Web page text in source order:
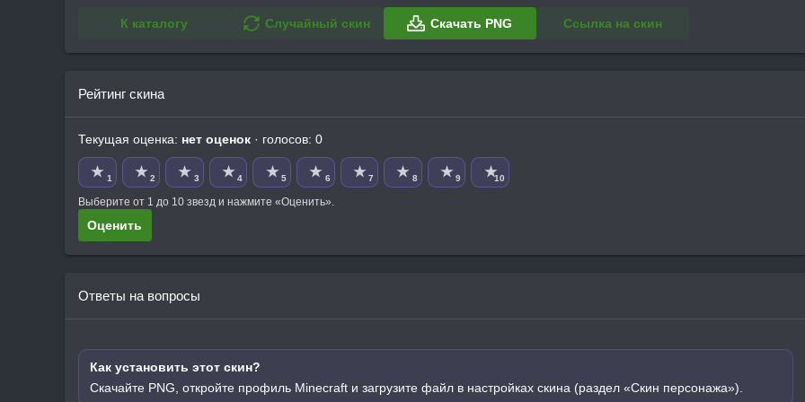
К каталогу Случайный скин Скачать PNG Ссылка на скин
Рейтинг скина
Текущая оценка: нет оценок · голосов: 0
★ 1 ★ 2 ★ 3 ★ 4 ★ 5 ★ 6 ★ 7 ★ 8 ★ 9 ★10
Выберите от 1 до 10 звезд и нажмите «Оценить».
Оценить
Ответы на вопросы
Как установить этот скин?
Скачайте PNG, откройте профиль Minecraft и загрузите файл в настройках скина (раздел «Скин персонажа»).